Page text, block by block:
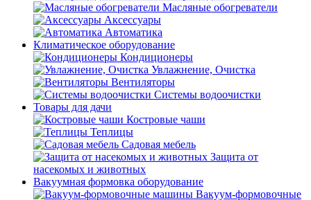
Масляные обогреватели
Аксессуары
Автоматика
Климатическое оборудование
Кондиционеры
Увлажнение, Очистка
Вентиляторы
Системы водоочистки
Товары для дачи
Костровые чаши
Теплицы
Садовая мебель
Защита от
насекомых и животных
Вакуумная формовка оборудование
Вакуум-формовочные